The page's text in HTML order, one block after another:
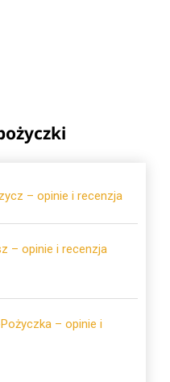
– opinie i recenzja
– opinie i recenzja
– opinie i